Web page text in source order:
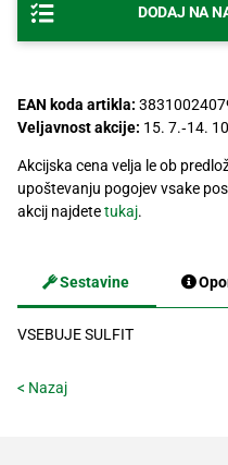
DODAJ NA
EAN koda artikla:
Veljavnost akcije: 15. 7.‐14.
Akcijska cena velja le ob
upoštevanju pogojev vsake
akcij najdetetukaj.
Sestavine
VSEBUJE SULFIT
< Nazaj